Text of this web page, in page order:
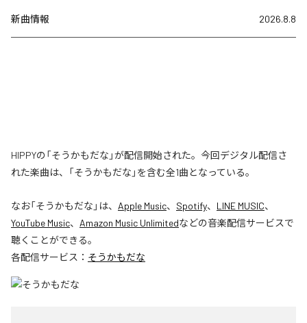
新曲情報 2026.8.8
HIPPYの「そうかもだな」が配信開始された。今回デジタル配信さ
れた楽曲は、「そうかもだな」を含む全1曲となっている。
なお「そうかもだな 」は、 Apple Music、 Spotify、 LINE MUSIC、
YouTube Music、 Amazon Music Unlimitedなどの音楽配信サービスで
聴くことができる。
各配信サービス： そうかもだな